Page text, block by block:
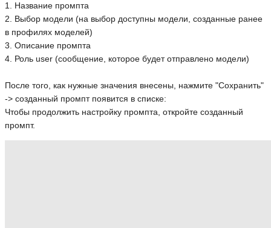
1. Название промпта
2. Выбор модели (на выбор доступны модели, созданные ранее
в профилях моделей)
3. Описание промпта
4. Роль user (сообщение, которое будет отправлено модели)
После того, как нужные значения внесены, нажмите "Сохранить"
-> созданный промпт появится в списке:
Чтобы продолжить настройку промпта, откройте созданный
промпт.